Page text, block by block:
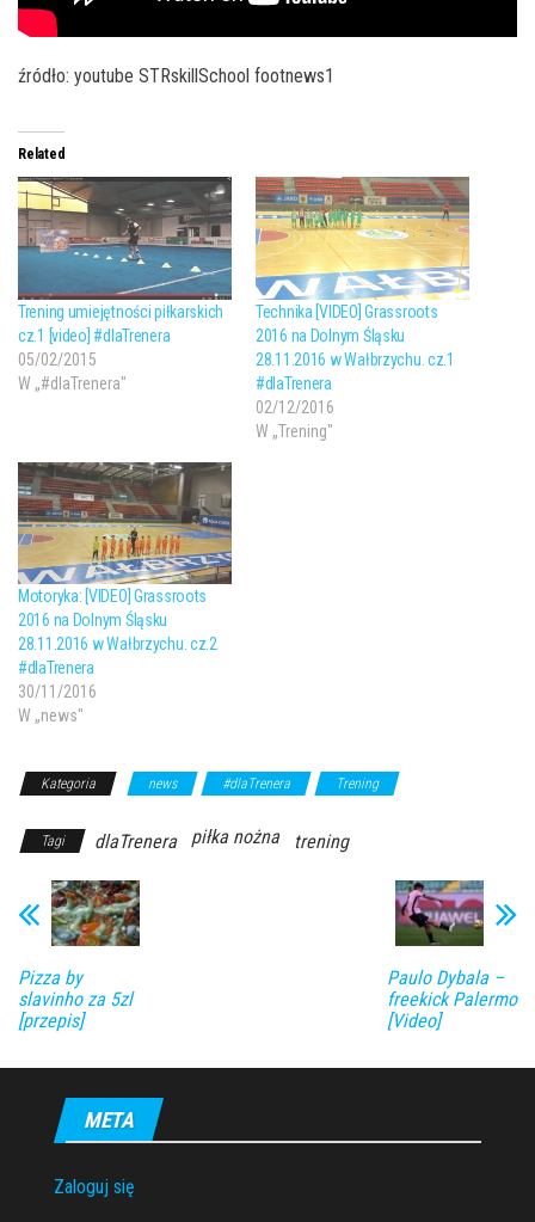
źródło: youtube STRskillSchool footnews1
Related
Trening umiejętności piłkarskich
cz.1 [video] #dlaTrenera
05/02/2015
W „#dlaTrenera"
Technika [VIDEO] Grassroots
2016 na Dolnym Śląsku
28.11.2016 w Wałbrzychu. cz.1
#dlaTrenera
02/12/2016
W „Trening"
Motoryka: [VIDEO] Grassroots
2016 na Dolnym Śląsku
28.11.2016 w Wałbrzychu. cz.2
#dlaTrenera
30/11/2016
W „news"
Kategoria news #dlaTrenera Trening
Tagi dlaTrenera piłka nożna trening
Pizza by
slavinho za 5zl
[przepis]
Paulo Dybala –
freekick Palermo
[Video]
META
Zaloguj się